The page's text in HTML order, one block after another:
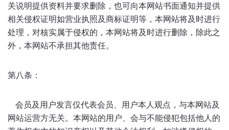
关说明提供资料并要求删除，也可向本网站书面通知并提供
相关侵权证明如营业执照及商标证明等，本网站将及时进行
处理，对核实属于侵权的，本网站将及时进行删除，除此之
外，本网站不承担其他责任。
第八条：
会员及用户发言仅代表会员、用户本人观点，与本网站及
网站运营方无关。本网站的用户、会与不能侵犯包括他人的